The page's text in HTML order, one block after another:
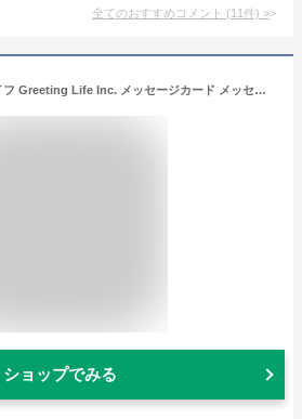
全てのおすすめコメント (11件) >
グリーティングライフ Greeting Life Inc. メッセージカード メッセージギフトブーケ アソートフラワー【グリーティングカード】 デザイン おしゃれ
ショップでみる